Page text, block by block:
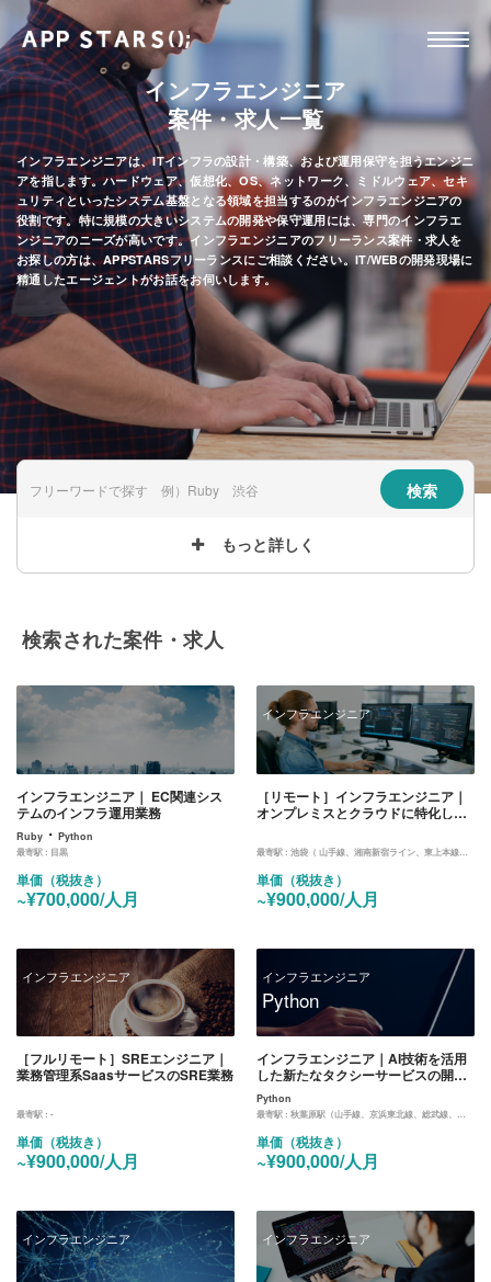
インフラエンジニア
案件・求人一覧
インフラエンジニアは、ITインフラの設計・構築、および運用保守を担うエンジニ
アを指します。ハードウェア、仮想化、OS、ネットワーク、ミドルウェア、セキ
ュリティといったシステム基盤となる領域を担当するのがインフラエンジニアの
役割です。特に規模の大きいシステムの開発や保守運用には、専門のインフラエ
ンジニアのニーズが高いです。インフラエンジニアのフリーランス案件・求人を
お探しの方は、APPSTARSフリーランスにご相談ください。IT/WEBの開発現場に
精通したエージェントがお話をお伺いします。
検索
もっと詳しく
検索された案件・求人
インフラエンジニア｜ EC関連シス
テムのインフラ運用業務
Ruby ・ Python
最寄駅 : 目黒
単価（税抜き）
~¥700,000/人月
インフラエンジニア
［リモート］インフラエンジニア｜
オンプレミスとクラウドに特化した
最寄駅 :池袋（ 山手線、湘南新宿ライン、東上本線、西武鉄道、池袋線、丸ノ内線、有楽町線、副都心線）
単価（税抜き）
~¥900,000/人月
インフラエンジニア
［フルリモート］SREエンジニア｜
業務管理系SaasサービスのSRE業務
最寄駅 : -
単価（税抜き）
~¥900,000/人月
インフラエンジニア
Python
インフラエンジニア｜AI技術を活用
した新たなタクシーサービスの開発
案件
Python
最寄駅 :秋葉原駅（山手線、京浜東北線、総武線、日比谷線）
単価（税抜き）
~¥900,000/人月
インフラエンジニア インフラエンジニア